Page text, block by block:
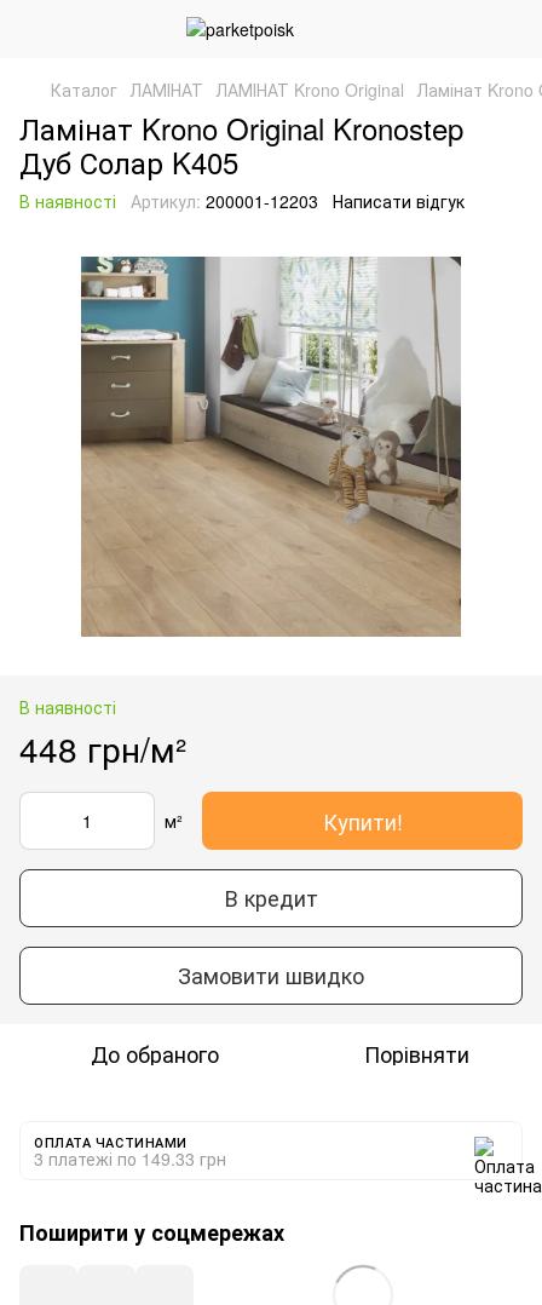
Каталог ЛАМІНАТ ЛАМІНАТ Krono Original Ламінат
Ламінат Krono Original Kronostep
Дуб Солар K405
В наявності Артикул: 200001-12203 Написати відгук
В наявності
448 грн/м²
м² Купити!
В кредит
Замовити швидко
До обраного Порівняти
ОПЛАТА ЧАСТИНАМИ
3 платежі по 149.33 грн
Поширити у соцмережах